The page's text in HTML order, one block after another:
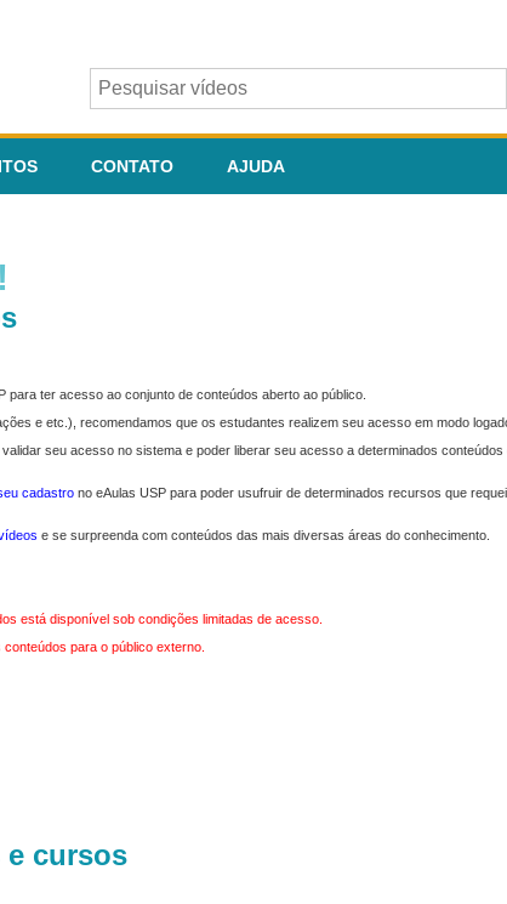
CONTATO AJUDA
para ter acesso ao conjunto de conteúdos aberto ao público.
e etc.), recomendamos que os estudantes realizem seu acesso em modo
seu acesso no sistema e poder liberar seu acesso a determinados conteúdos
cadastro no eAulas USP para poder usufruir de determinados recursos que
e se surpreenda com conteúdos das mais diversas áreas do conhecimento.
está disponível sob condições limitadas de acesso.
para o público externo.
e cursos